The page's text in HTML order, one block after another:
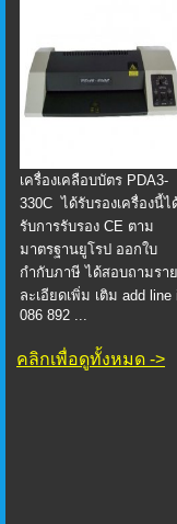
เครื่องเคลือบบัตร PDA3-
330C ได้รับรองเครื่องนี้ไ
รับการรับรอง CE ตาม
มาตรฐานยูโรป ออกใบ
กำกับภาษี ได้สอบถามราย
ละเอียดเพิ่ม เติม add line
086 892 ...
คลิกเพื่อดูทั้งหมด ->